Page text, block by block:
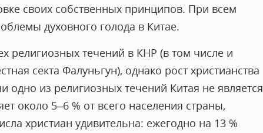
своих собственных принципов. При всем
духовного голода в Китае.
религиозных течений в КНР (в том числе и
секта Фалуньгун), однако рост христианства
из религиозных течений Китая не является
около 5–6 % от всего населения страны,
христиан удивительна: ежегодно на 13 %